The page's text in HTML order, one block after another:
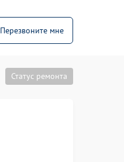
Перезвоните мне
Статус ремонта